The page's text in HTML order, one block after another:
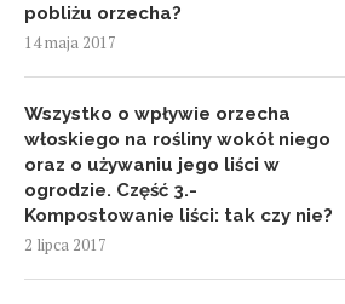
pobliżu orzecha?
14 maja 2017
Wszystko o wpływie orzecha
włoskiego na rośliny wokół niego
oraz o używaniu jego liści w
ogrodzie. Część 3.-
Kompostowanie liści: tak czy nie?
2 lipca 2017